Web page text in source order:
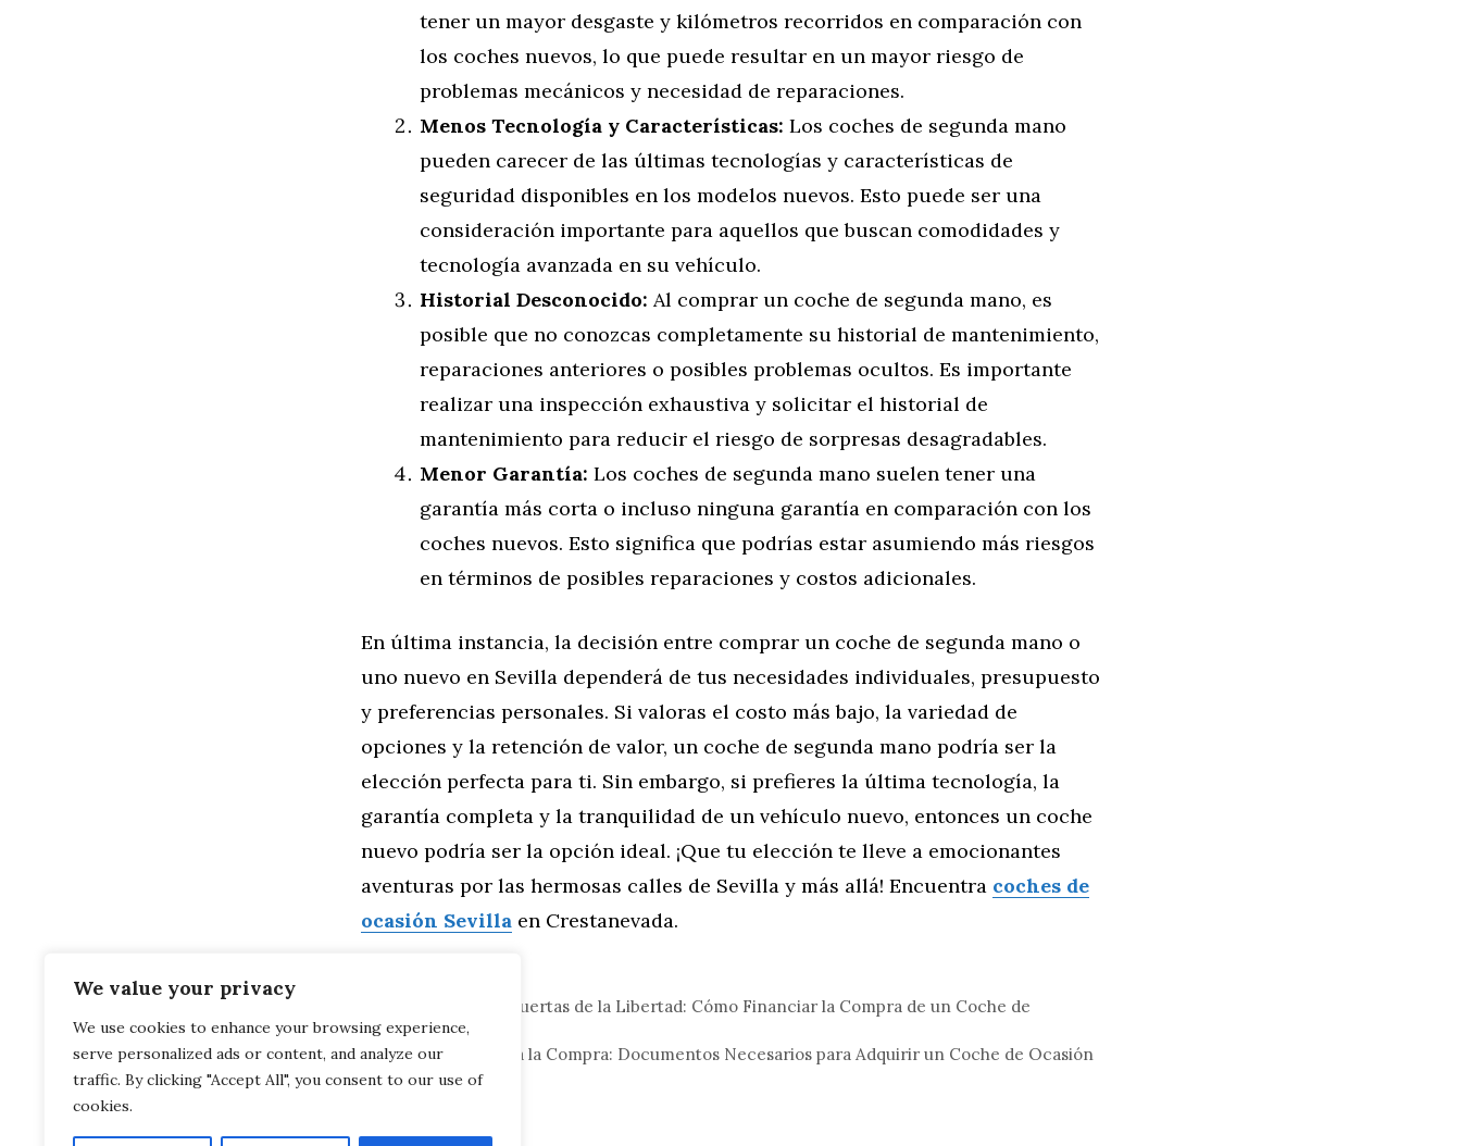
We value your privacy
We use cookies to enhance your browsing experience,
serve personalized ads or content, and analyze our
traffic. By clicking "Accept All", you consent to our use of
cookies.
tener un mayor desgaste y kilómetros recorridos en comparación con
los coches nuevos, lo que puede resultar en un mayor riesgo de
problemas mecánicos y necesidad de reparaciones.
Menos Tecnología y Características: Los coches de segunda mano
pueden carecer de las últimas tecnologías y características de
seguridad disponibles en los modelos nuevos. Esto puede ser una
consideración importante para aquellos que buscan comodidades y
tecnología avanzada en su vehículo.
Historial Desconocido: Al comprar un coche de segunda mano, es
posible que no conozcas completamente su historial de mantenimiento,
reparaciones anteriores o posibles problemas ocultos. Es importante
realizar una inspección exhaustiva y solicitar el historial de
mantenimiento para reducir el riesgo de sorpresas desagradables.
Menor Garantía: Los coches de segunda mano suelen tener una
garantía más corta o incluso ninguna garantía en comparación con los
coches nuevos. Esto significa que podrías estar asumiendo más riesgos
en términos de posibles reparaciones y costos adicionales.
En última instancia, la decisión entre comprar un coche de segunda mano o
uno nuevo en Sevilla dependerá de tus necesidades individuales, presupuesto
y preferencias personales. Si valoras el costo más bajo, la variedad de
opciones y la retención de valor, un coche de segunda mano podría ser la
elección perfecta para ti. Sin embargo, si prefieres la última tecnología, la
garantía completa y la tranquilidad de un vehículo nuevo, entonces un coche
nuevo podría ser la opción ideal. ¡Que tu elección te lleve a emocionantes
aventuras por las hermosas calles de Sevilla y más allá! Encuentra coches de
ocasión Sevilla en Crestanevada.
Desbloquea las Puertas de la Libertad: Cómo Financiar la Compra de un Coche de
Ocasión en Sevilla
Preparación para la Compra: Documentos Necesarios para Adquirir un Coche de Ocasión
en Sevilla